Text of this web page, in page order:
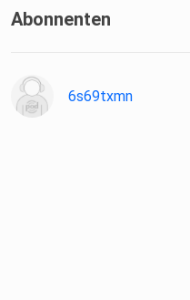
Abonnenten
6s69txmn